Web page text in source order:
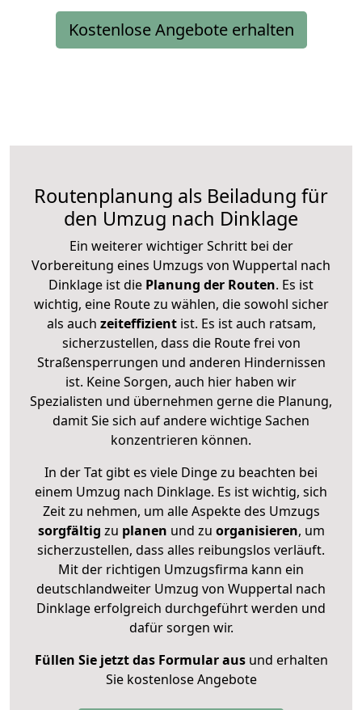
Kostenlose Angebote erhalten
Routenplanung als Beiladung für
den Umzug nach Dinklage
Ein weiterer wichtiger Schritt bei der
Vorbereitung eines Umzugs von Wuppertal nach
Dinklage ist die Planung der Routen. Es ist
wichtig, eine Route zu wählen, die sowohl sicher
als auch zeiteffizientist. Es ist auch ratsam,
sicherzustellen, dass die Route frei von
Straßensperrungen und anderen Hindernissen
ist. Keine Sorgen, auch hier haben wir
Spezialisten und übernehmen gerne die Planung,
damit Sie sich auf andere wichtige Sachen
konzentrieren können.
In der Tat gibt es viele Dinge zu beachten bei
einem Umzug nach Dinklage. Es ist wichtig, sich
Zeit zu nehmen, um alle Aspekte des Umzugs
sorgfältig zu planen und zu organisieren, um
sicherzustellen, dass alles reibungslos verläuft.
Mit der richtigen Umzugsfirma kann ein
deutschlandweiter Umzug von Wuppertal nach
Dinklage erfolgreich durchgeführt werden und
dafür sorgen wir.
Füllen Sie jetzt das Formular ausund erhalten
Sie kostenlose Angebote